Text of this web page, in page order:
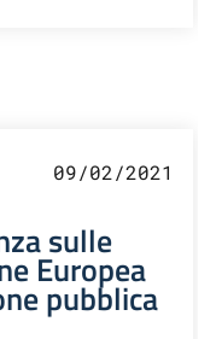
09/02/2021
sulle
Europea
pubblica